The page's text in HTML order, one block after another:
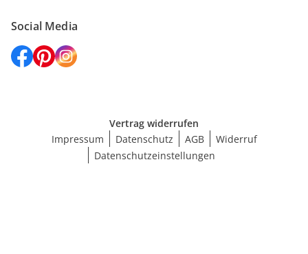
Social Media
Vertrag widerrufen
Impressum
Datenschutz AGB
Widerruf
Datenschutzeinstellungen